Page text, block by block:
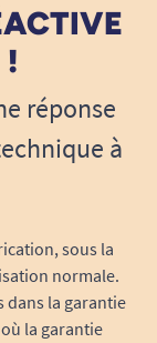
!
réponse
à
sous la
normale.
la garantie
la garantie